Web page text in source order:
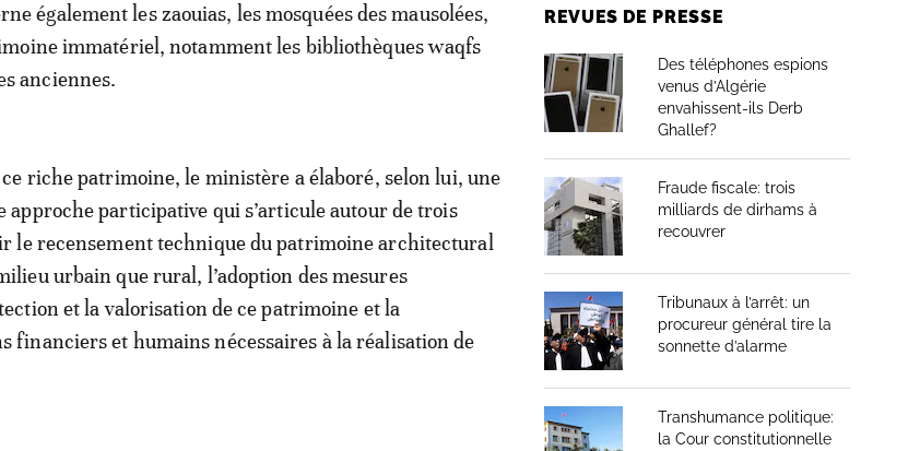
également les zaouias, les mosquées des mausolées,
immatériel, notamment les bibliothèques waqfs
anciennes.
riche patrimoine, le ministère a élaboré, selon lui, une
approche participative qui s’articule autour de trois
le recensement technique du patrimoine architectural
urbain que rural, l’adoption des mesures
et la valorisation de ce patrimoine et la
financiers et humains nécessaires à la réalisation de
REVUES DE PRESSE
Des téléphones espions
venus d’Algérie
envahissent-ils Derb
Ghallef?
Fraude fiscale: trois
milliards de dirhams à
recouvrer
Tribunaux à l’arrêt: un
procureur général tire la
sonnette d’alarme
Transhumance politique:
la Cour constitutionnelle